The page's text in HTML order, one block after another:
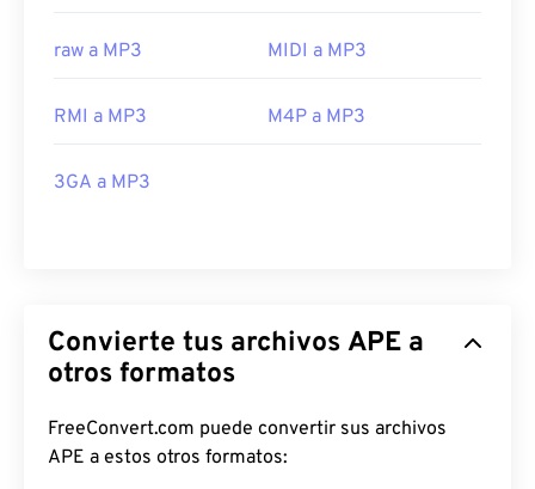
raw a MP3 MIDI a MP3
RMI a MP3 M4P a MP3
3GA a MP3
Convierte tus archivos APE a
otros formatos
FreeConvert.com puede convertir sus archivos
APE a estos otros formatos: